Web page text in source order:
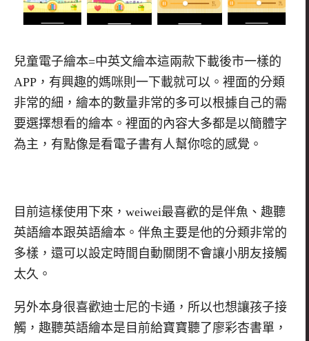
兒童電子繪本=中英文繪本這兩款下載後市一樣的
APP，有興趣的媽咪則一下載就可以。裡面的分類
非常的細，繪本的數量非常的多可以根據自己的需
要選擇想看的繪本。裡面的內容大多都是以簡體字
為主，有點像是看電子書有人幫你唸的感覺。
目前這樣使用下來， weiwei最喜歡的是伴魚、趣聽
英語繪本跟英語繪本。伴魚主要是他的分類非常的
多樣，還可以設定時間自動關閉不會讓小朋友接觸
太久。
另外本身很喜歡迪士尼的卡通，所以也想讓孩子接
觸，趣聽英語繪本是目前給寶寶聽了廖彩杏書單，